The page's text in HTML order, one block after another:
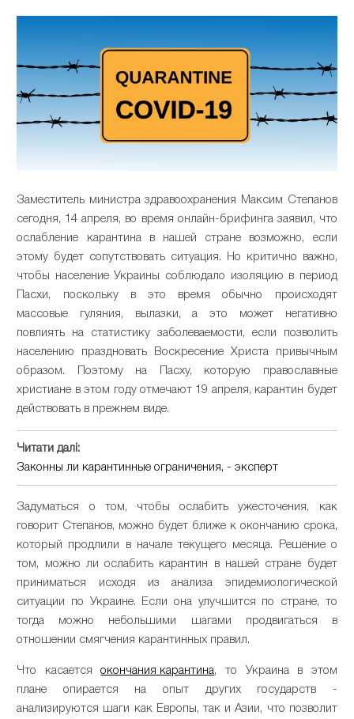
Заместитель министра здравоохранения Максим Степанов
сегодня, 14 апреля, во время онлайн-брифинга заявил, что
ослабление карантина в нашей стране возможно, если
этому будет сопутствовать ситуация. Но критично важно,
чтобы население Украины соблюдало изоляцию в период
Пасхи, поскольку в это время обычно происходят
массовые гуляния, вылазки, а это может негативно
повлиять на статистику заболеваемости, если позволить
населению праздновать Воскресение Христа привычным
образом. Поэтому на Пасху, которую православные
христиане в этом году отмечают 19 апреля, карантин будет
действовать в прежнем виде.
Читати далі:
Законны ли карантинные ограничения, - эксперт
Задуматься о том, чтобы ослабить ужесточения, как
говорит Степанов, можно будет ближе к окончанию срока,
который продлили в начале текущего месяца. Решение о
том, можно ли ослабить карантин в нашей стране будет
приниматься исходя из анализа эпидемиологической
ситуации по Украине. Если она улучшится по стране, то
тогда можно небольшими шагами продвигаться в
отношении смягчения карантинных правил.
Что касаетсяокончания карантина, то Украина в этом
плане опирается на опыт других государств -
анализируются шаги как Европы, так и Азии, что позволит